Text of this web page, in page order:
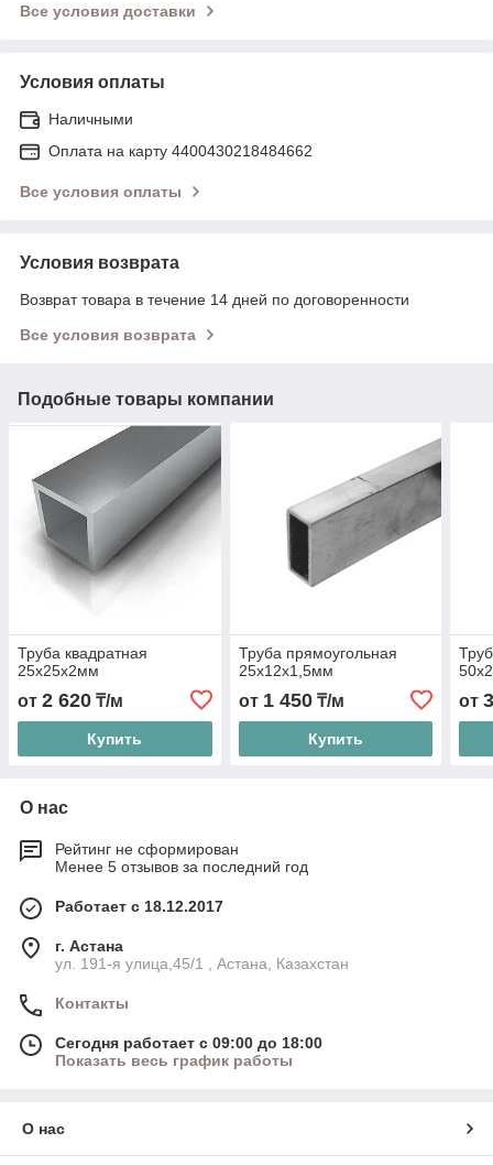
Все условия доставки
Условия оплаты
Наличными
Оплата на карту 4400430218484662
Все условия оплаты
Условия возврата
Возврат товара в течение 14 дней по договоренности
Все условия возврата
Подобные товары компании
Труба квадратная
25х25х2мм
от 2 620 ₸/м
Купить
Труба прямоугольная
25х12х1,5мм
от 1 450₸/м
Купить
от
О нас
Рейтинг не сформирован
Менее 5 отзывов за последний год
Работает с 18.12.2017
г. Астана
ул. 191-я улица,45/1 , Астана, Казахстан
Контакты
Сегодня работает с 09:00 до 18:00
Показать весь график работы
О нас